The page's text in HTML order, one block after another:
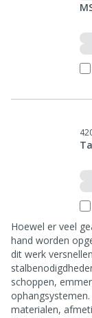
Hoewel er veel
hand worden
dit werk
schoppen,
materialen,